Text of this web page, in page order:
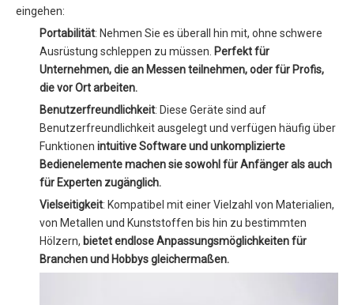
eingehen:
Portabilität: Nehmen Sie es überall hin mit, ohne schwere
Ausrüstung schleppen zu müssen. Perfekt für
Unternehmen, die an Messen teilnehmen, oder für Profis,
die vor Ort arbeiten.
Benutzerfreundlichkeit: Diese Geräte sind auf
Benutzerfreundlichkeit ausgelegt und verfügen häufig über
Funktionen intuitive Software und unkomplizierte
Bedienelemente machen sie sowohl für Anfänger als auch
für Experten zugänglich.
Vielseitigkeit: Kompatibel mit einer Vielzahl von Materialien,
von Metallen und Kunststoffen bis hin zu bestimmten
Hölzern, bietet endlose Anpassungsmöglichkeiten für
Branchen und Hobbys gleichermaßen.